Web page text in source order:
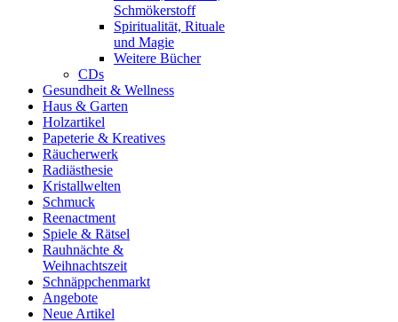
Schmökerstoff
Spiritualität, Rituale
und Magie
Weitere Bücher
CDs
Gesundheit & Wellness
Haus & Garten
Holzartikel
Papeterie & Kreatives
Räucherwerk
Radiästhesie
Kristallwelten
Schmuck
Reenactment
Spiele & Rätsel
Rauhnächte &
Weihnachtszeit
Schnäppchenmarkt
Angebote
Neue Artikel